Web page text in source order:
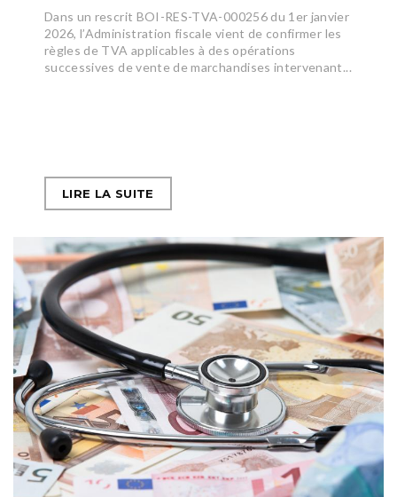
Dans un rescrit BOI-RES-TVA-000256 du 1er janvier
2026, l’Administration fiscale vient de confirmer les
règles de TVA applicables à des opérations
successives de vente de marchandises intervenant...
LIRE LA SUITE